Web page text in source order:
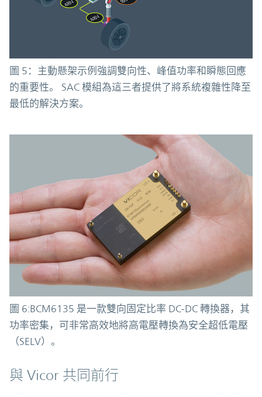
圖 5：主動懸架示例強調雙向性、峰值功率和瞬態回應
的重要性。 SAC 模組為這三者提供了將系統複雜性降至
最低的解決方案。
圖 6:BCM6135 是一款雙向固定比率 DC-DC 轉換器，其
功率密集，可非常高效地將高電壓轉換為安全超低電壓
（SELV）。
與 Vicor 共同前行